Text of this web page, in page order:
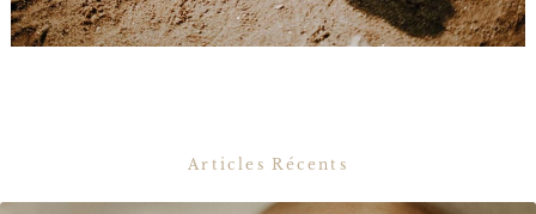
Articles Récents